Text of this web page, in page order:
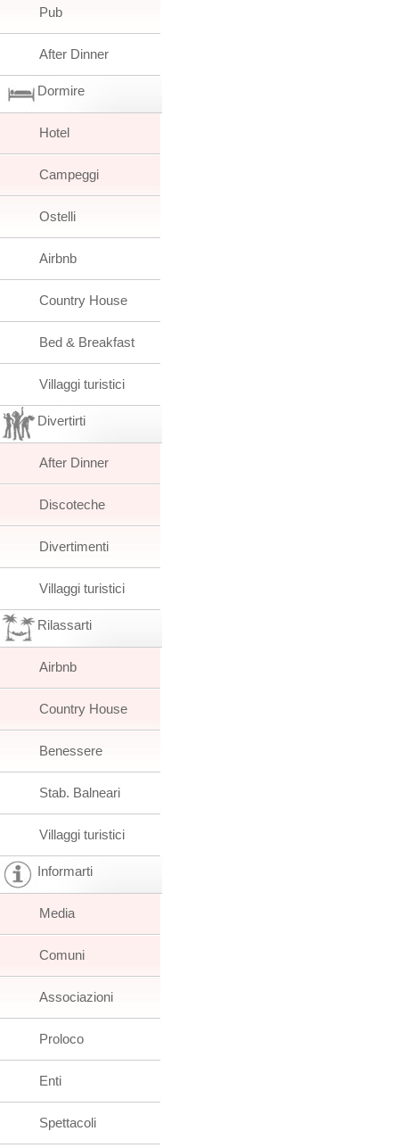
Pub
After Dinner
Dormire
Hotel
Campeggi
Ostelli
Airbnb
Country House
Bed & Breakfast
Villaggi turistici
Divertirti
After Dinner
Discoteche
Divertimenti
Villaggi turistici
Rilassarti
Airbnb
Country House
Benessere
Stab. Balneari
Villaggi turistici
Informarti
Media
Comuni
Associazioni
Proloco
Enti
Spettacoli